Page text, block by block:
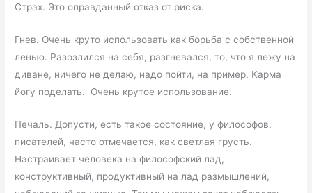
Страх. Это оправданный отказ от риска.
Гнев. Очень круто использовать как борьба с собственной
ленью. Разозлился на себя, разгневался, то, что я лежу на
диване, ничего не делаю, надо пойти, на пример, Карма
йогу поделать. Очень крутое использование.
Печаль. Допусти, есть такое состояние, у философов,
писателей, часто отмечается, как светлая грусть.
Настраивает человека на философский лад,
конструктивный, продуктивный на лад размышлений,